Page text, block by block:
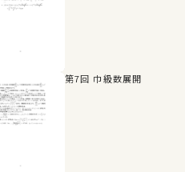
第7回 巾級数展開